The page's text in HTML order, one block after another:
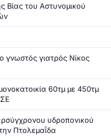
Βίας του Αστυνομικού
γιατρός Νίκος
60τμ με 450τμ
υδροπονικού
Πτολεμαΐδα